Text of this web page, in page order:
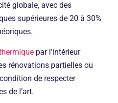
globale, avec des
supérieures de 20 à 30%
par l’intérieur
rénovations partielles ou
de respecter
de l’art.